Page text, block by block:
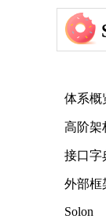
体系概
高阶架
接口字
外部框
Solon